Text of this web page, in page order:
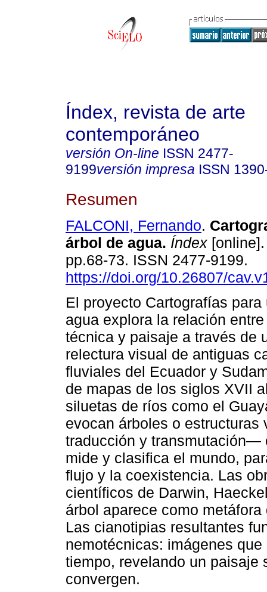
Índex, revista de arte
contemporáneo
versión On-line ISSN 2477-
9199versión impresa ISSN
Resumen
FALCONI, Fernando.
árbol de agua. Índex
pp.68-73. ISSN 2477-9199.
https://doi.org/10.26807/
El proyecto Cartografías para
agua explora la relación
técnica y paisaje a través de
relectura visual de antiguas
fluviales del Ecuador y
de mapas de los siglos XVII
siluetas de ríos como el
evocan árboles o
traducción y transmutación—
mide y clasifica el mundo,
flujo y la coexistencia. Las
científicos de Darwin,
árbol aparece como
Las cianotipias resultantes
nemotécnicas: imágenes
tiempo, revelando un paisaje
convergen.